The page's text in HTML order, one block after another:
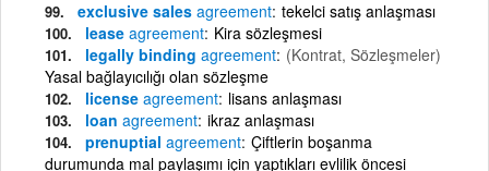
exclusive sales agreement tekelci satış anlaşması
lease agreement Kira sözleşmesi
legally binding agreement (Kontrat, Sözleşmeler)
Yasal bağlayıcılığı olan sözleşme
license agreement lisans anlaşması
loan agreement ikraz anlaşması
prenuptial agreement Çiftlerin boşanma
durumunda mal paylaşımı için yaptıkları evlilik öncesi